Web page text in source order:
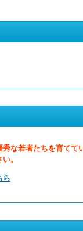
な若者たちを育てて
。
ら